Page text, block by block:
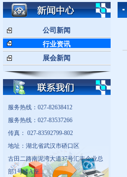
公司新闻
行业资讯
展会新闻
服务热线：027-82638412
服务热线：027-83537266
传真： 027-83592799-802
地址：湖北省武汉市硚口区
古田二路南泥湾大道37号汇丰企业总
部1号楼A座...